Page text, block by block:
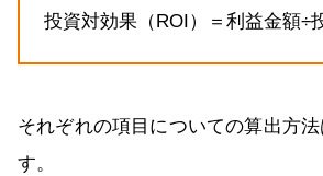
投資対効果（ROI）＝利益金額÷
それぞれの項目についての算出方
す。